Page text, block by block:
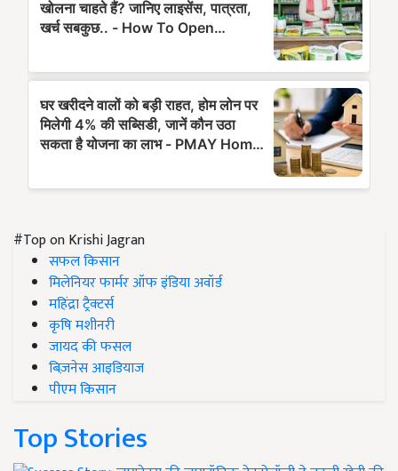
#Top on Krishi Jagran
सफल किसान
मिलेनियर फार्मर ऑफ इंडिया अवॉर्ड
महिंद्रा ट्रैक्टर्स
कृषि मशीनरी
जायद की फसल
बिज़नेस आइडियाज
पीएम किसान
Top Stories